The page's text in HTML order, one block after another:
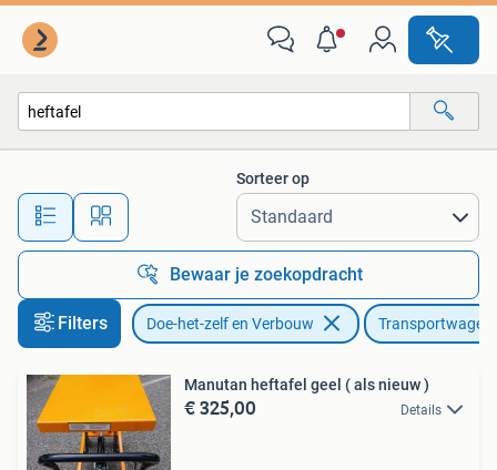
Alle afstanden…
Sorteer op
Bewaar je zoekopdracht
Filters Doe-het-zelf en Verbouw
Manutan heftafel geel ( als nieuw )
€ 325,00 Details